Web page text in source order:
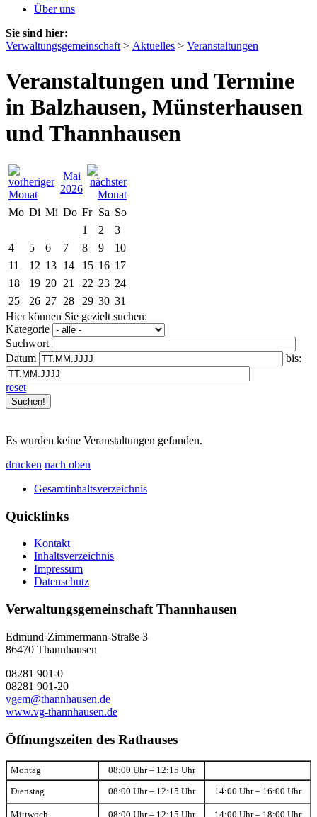
Über uns
Sie sind hier:
Verwaltungsgemeinschaft > Aktuelles > Veranstaltungen
Veranstaltungen und Termine
in Balzhausen, Münsterhausen
und Thannhausen
Mai
2026
Mo Di Mi Do Fr Sa So
1
2
3
4
5 6 7 8 9
10
11
12 13 14 15 16 17
18
19 20 21 22 23 24
25
26 27 28 29 30 31
Hier können Sie gezielt suchen:
Kategorie
Suchwort
Datum
bis:
reset
Es wurden keine Veranstaltungen gefunden.
drucken nach oben
Gesamtinhaltsverzeichnis
Quicklinks
Kontakt
Inhaltsverzeichnis
Impressum
Datenschutz
Verwaltungsgemeinschaft Thannhausen
Edmund-Zimmermann-Straße 3
86470 Thannhausen
08281 901-0
08281 901-20
vgem@thannhausen.de
www.vg-thannhausen.de
Öffnungszeiten des Rathauses
Montag 08:00 Uhr – 12:15 Uhr
Dienstag 08:00 Uhr – 12:15 Uhr 14:00 Uhr – 16:00 Uhr